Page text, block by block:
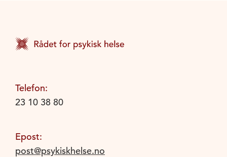
Telefon:
23 10 38 80
Epost:
post@psykiskhelse.no